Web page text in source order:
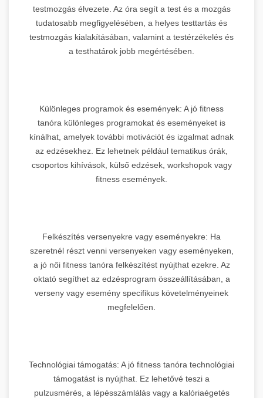
testmozgás élvezete. Az óra segít a test és a mozgás
tudatosabb megfigyelésében, a helyes testtartás és
testmozgás kialakításában, valamint a testérzékelés és
a testhatárok jobb megértésében.
Különleges programok és események: A jó fitness
tanóra különleges programokat és eseményeket is
kínálhat, amelyek további motivációt és izgalmat adnak
az edzésekhez. Ez lehetnek például tematikus órák,
csoportos kihívások, külső edzések, workshopok vagy
fitness események.
Felkészítés versenyekre vagy eseményekre: Ha
szeretnél részt venni versenyeken vagy eseményeken,
a jó női fitness tanóra felkészítést nyújthat ezekre. Az
oktató segíthet az edzésprogram összeállításában, a
verseny vagy esemény specifikus követelményeinek
megfelelően.
Technológiai támogatás: A jó fitness tanóra technológiai
támogatást is nyújthat. Ez lehetővé teszi a
pulzusmérés, a lépésszámlálás vagy a kalóriaégetés